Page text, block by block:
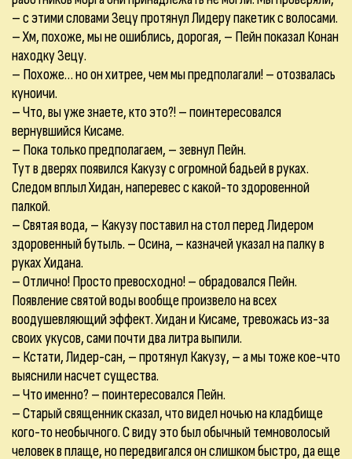
– с этими словами Зецу протянул Лидеру пакетик с волосами.
– Хм, похоже, мы не ошиблись, дорогая, – Пейн показал Конан
находку Зецу.
– Похоже… но он хитрее, чем мы предполагали! – отозвалась
куноичи.
– Что, вы уже знаете, кто это?! – поинтересовался
вернувшийся Кисаме.
– Пока только предполагаем, – зевнул Пейн.
Тут в дверях появился Какузу с огромной бадьей в руках.
Следом вплыл Хидан, наперевес с какой-то здоровенной
палкой.
– Святая вода, – Какузу поставил на стол перед Лидером
здоровенный бутыль. – Осина, – казначей указал на палку в
руках Хидана.
– Отлично! Просто превосходно! – обрадовался Пейн.
Появление святой воды вообще произвело на всех
воодушевляющий эффект. Хидан и Кисаме, тревожась из-за
своих укусов, сами почти два литра выпили.
– Кстати, Лидер-сан, – протянул Какузу, – а мы тоже кое-что
выяснили насчет существа.
– Что именно? – поинтересовался Пейн.
– Старый священник сказал, что видел ночью на кладбище
кого-то необычного. С виду это был обычный темноволосый
человек в плаще, но передвигался он слишком быстро, да еще